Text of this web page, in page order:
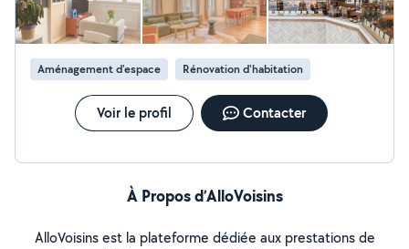
Aménagement d'espace Rénovation d'habitation
Voir le profil Contacter
À Propos d’AlloVoisins
AlloVoisins est la plateforme dédiée aux prestations de